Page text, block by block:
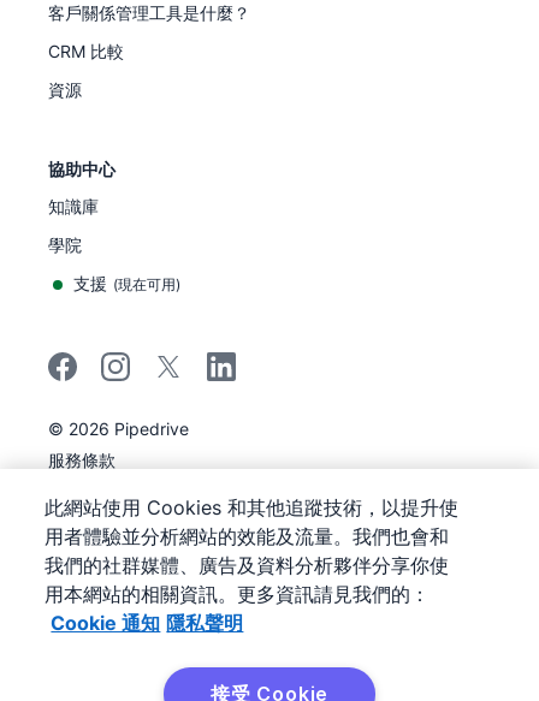
客戶關係管理工具是什麼？
CRM 比較
資源
協助中心
知識庫
學院
支援 (現在可用)
© 2026 Pipedrive
Pipedrive
服務條款
網站地圖
Cookie 通知
Cookie 偏好
Pipedrive是網頁型的銷售客戶關係管理工具。
此網站使用 Cookies 和其他追蹤技術，以提升使
用者體驗並分析網站的效能及流量。我們也會和
我們的社群媒體、廣告及資料分析夥伴分享你使
用本網站的相關資訊。更多資訊請見我們的：
Cookie 通知 隱私聲明
接受 Cookie